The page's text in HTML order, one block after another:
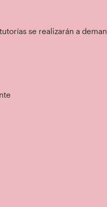
se realizarán a